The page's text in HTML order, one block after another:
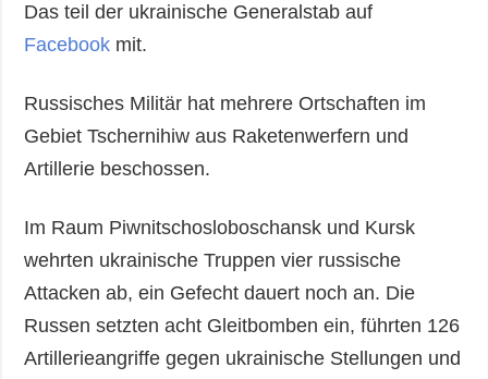
Das teil der ukrainische Generalstab auf
Facebook mit.
Russisches Militär hat mehrere Ortschaften im
Gebiet Tschernihiw aus Raketenwerfern und
Artillerie beschossen.
Im Raum Piwnitschosloboschansk und Kursk
wehrten ukrainische Truppen vier russische
Attacken ab, ein Gefecht dauert noch an. Die
Russen setzten acht Gleitbomben ein, führten 126
Artillerieangriffe gegen ukrainische Stellungen und